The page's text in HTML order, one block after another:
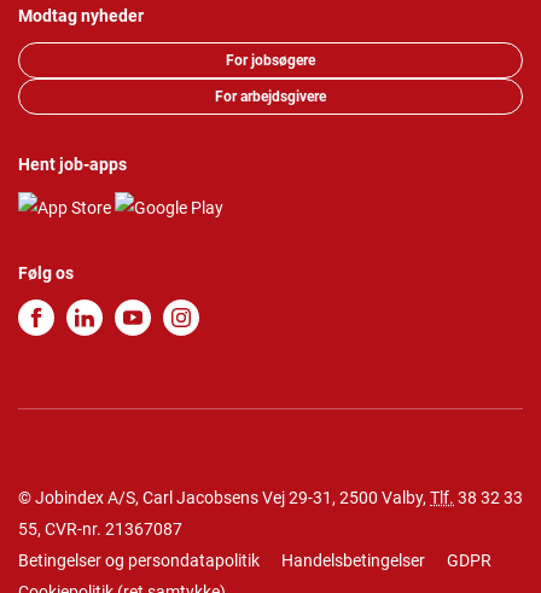
Modtag nyheder
For jobsøgere
For arbejdsgivere
Hent job-apps
Følg os
© Jobindex A/S, Carl Jacobsens Vej 29-31, 2500 Valby, Tlf. 38 32 33
55, CVR-nr. 21367087
Betingelser og persondatapolitik
Handelsbetingelser
GDPR